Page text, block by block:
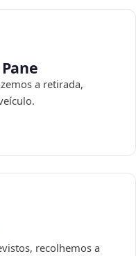
a retirada,
recolhemos a